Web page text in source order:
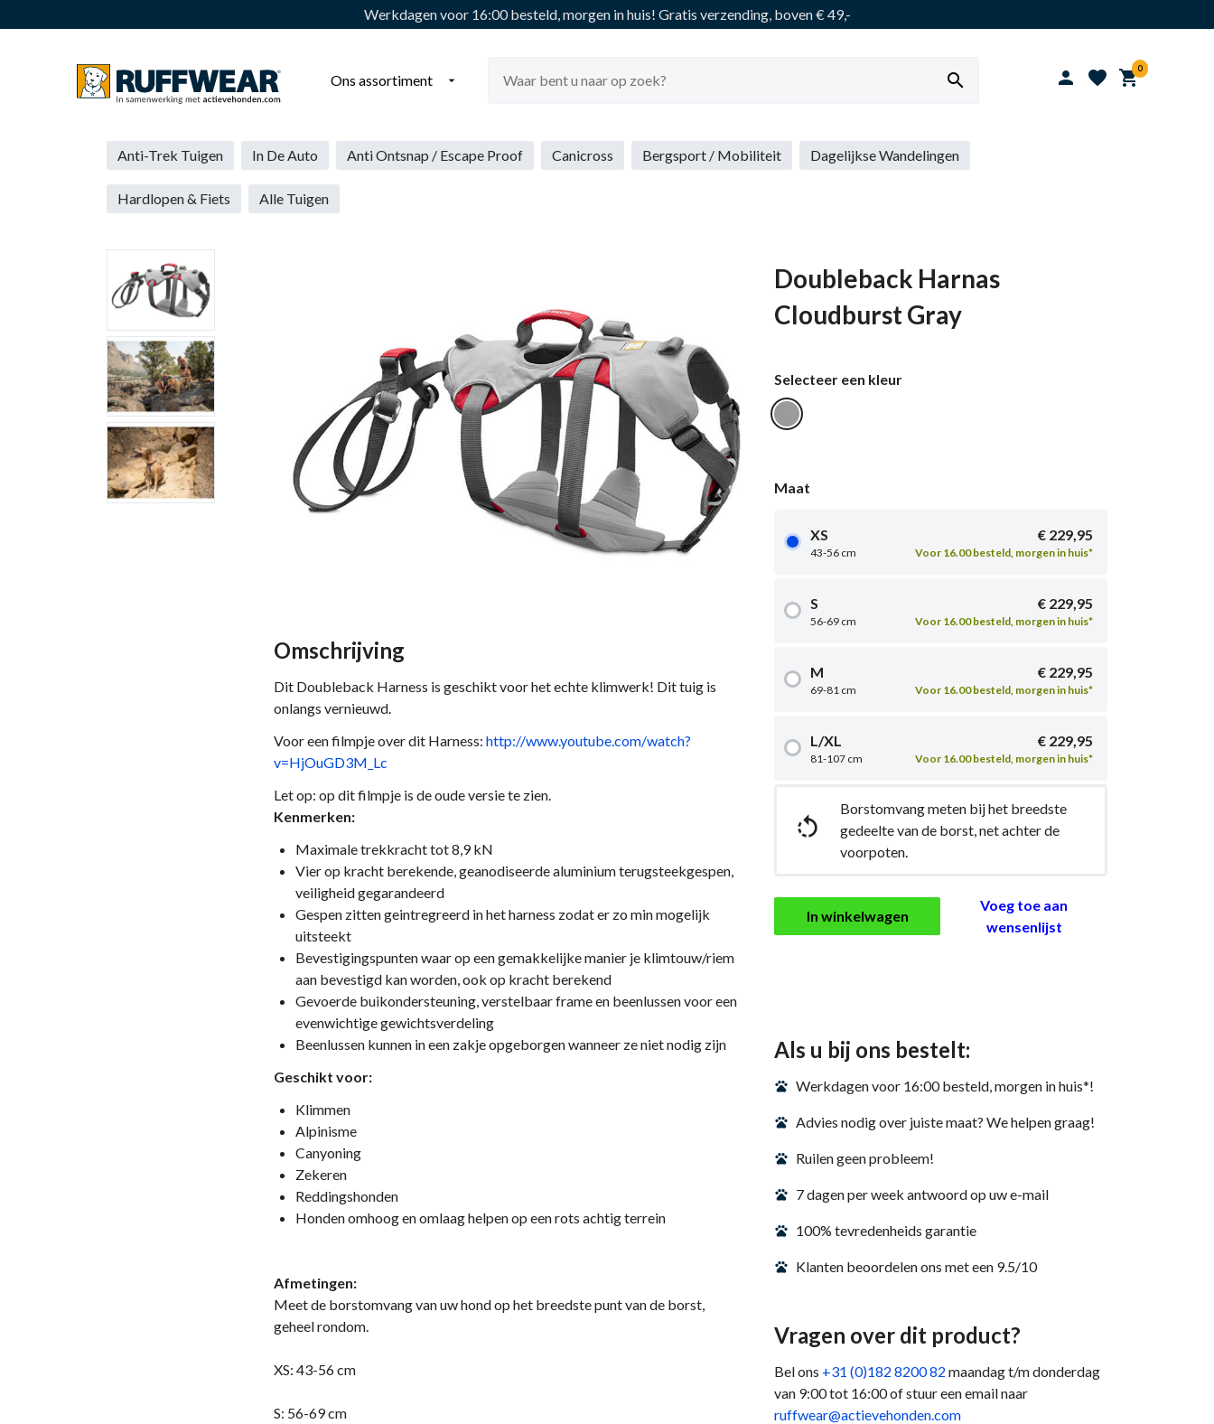
Werkdagen voor 16:00 besteld, morgen in huis! Gratis verzending, boven € 49,-
  0

Ons assortiment 
Anti-Trek Tuigen In De Auto Anti Ontsnap / Escape Proof Canicross Bergsport / Mobiliteit Dagelijkse Wandelingen
Hardlopen & Fiets Alle Tuigen
Doubleback Harnas
Cloudburst Gray
Selecteer een kleur
Maat
XS
43-56 cm
€ 229,95
Voor 16.00 besteld, morgen in huis*
S
56-69 cm
€ 229,95
Voor 16.00 besteld, morgen in huis*
M
69-81 cm
€ 229,95
Voor 16.00 besteld, morgen in huis*
L/XL
81-107 cm
€ 229,95
Voor 16.00 besteld, morgen in huis*

Borstomvang meten bij het breedste
gedeelte van de borst, net achter de
voorpoten.
In winkelwagen
Voeg toe aan
wensenlijst
Omschrijving
Dit Doubleback Harness is geschikt voor het echte klimwerk! Dit tuig is
onlangs vernieuwd.
Voor een filmpje over dit Harness: http://www.youtube.com/watch?
v=HjOuGD3M_Lc
Let op: op dit filmpje is de oude versie te zien.
Kenmerken:
Maximale trekkracht tot 8,9 kN
Vier op kracht berekende, geanodiseerde aluminium terugsteekgespen,
veiligheid gegarandeerd
Gespen zitten geintregreerd in het harness zodat er zo min mogelijk
uitsteekt
Bevestigingspunten waar op een gemakkelijke manier je klimtouw/riem
aan bevestigd kan worden, ook op kracht berekend
Gevoerde buikondersteuning, verstelbaar frame en beenlussen voor een
evenwichtige gewichtsverdeling
Beenlussen kunnen in een zakje opgeborgen wanneer ze niet nodig zijn
Geschikt voor:
Klimmen
Alpinisme
Canyoning
Zekeren
Reddingshonden
Honden omhoog en omlaag helpen op een rots achtig terrein
Afmetingen:
Meet de borstomvang van uw hond op het breedste punt van de borst,
geheel rondom.
XS: 43-56 cm
S: 56-69 cm
Als u bij ons bestelt:
Werkdagen voor 16:00 besteld, morgen in huis*!
Advies nodig over juiste maat? We helpen graag!
Ruilen geen probleem!
7 dagen per week antwoord op uw e-mail
100% tevredenheids garantie
Klanten beoordelen ons met een 9.5/10
Vragen over dit product?
Bel ons +31 (0)182 8200 82 maandag t/m donderdag
van 9:00 tot 16:00 of stuur een email naar
ruffwear@actievehonden.com